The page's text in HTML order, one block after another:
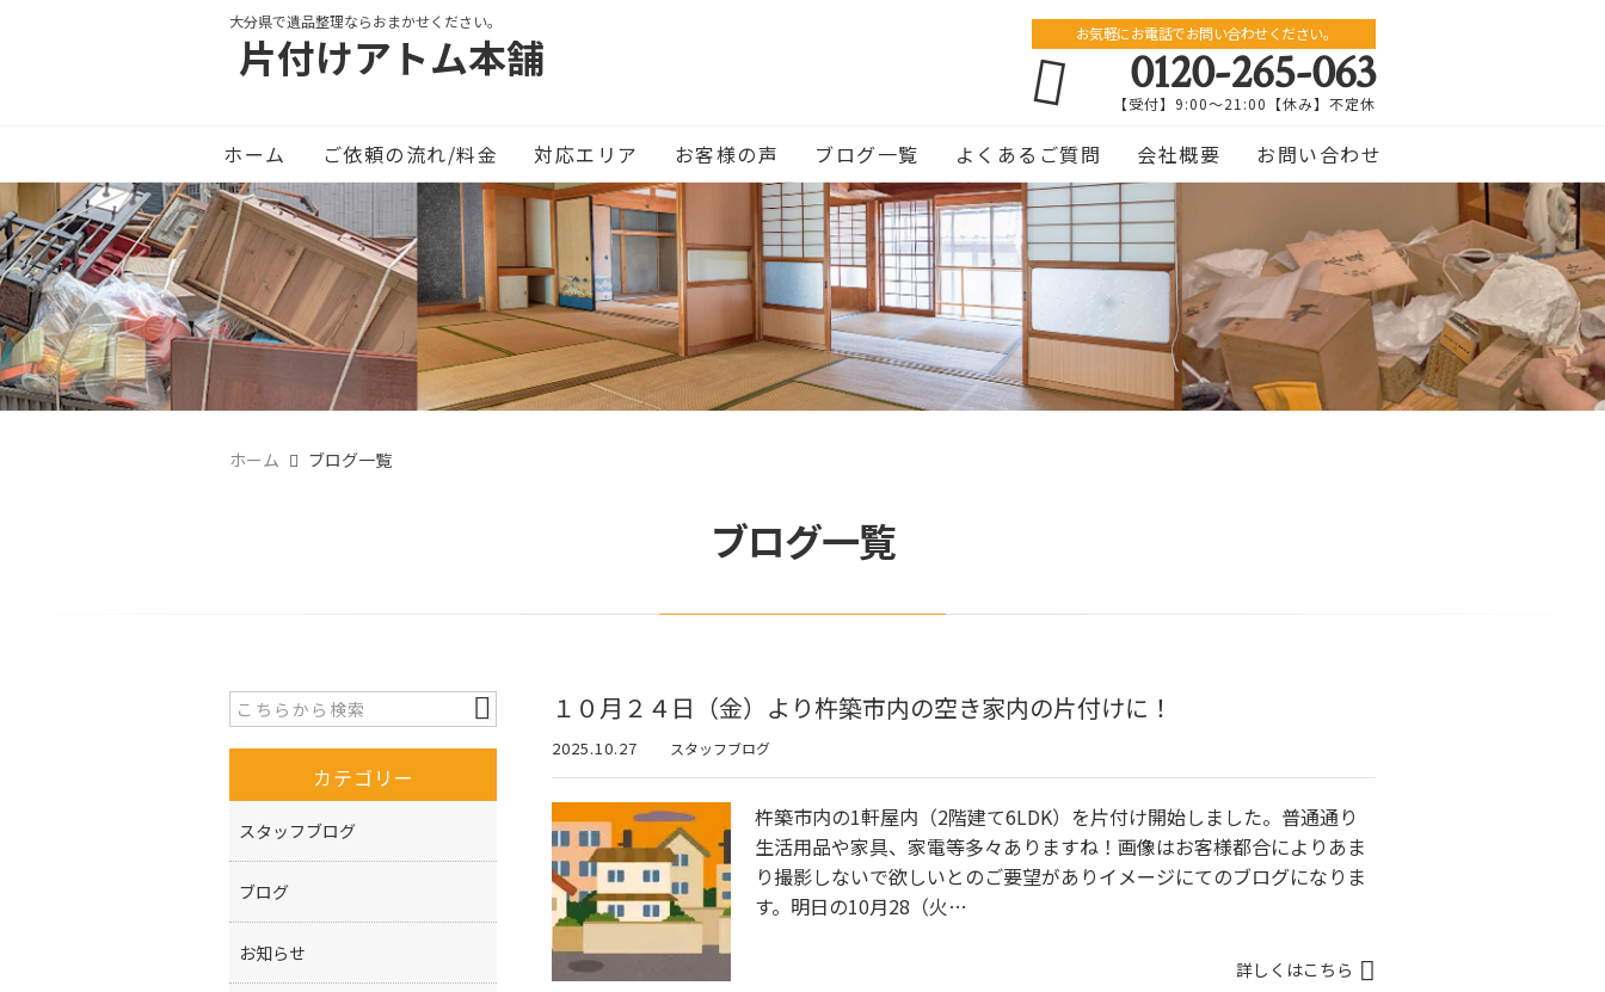
大分県で遺品整理ならおまかせください。
片付けアトム本舗 お気軽にお電話でお問い合わせください。
0120-265-063
【受付】9:00〜21:00【休み】不定休
ホーム ご依頼の流れ/料金 対応エリア お客様の声 ブログ一覧 よくあるご質問 会社概要 お問い合わせ
ホーム ブログ一覧
ブログ一覧
１０月２４日（金）より杵築市内の空き家内の片付けに！
2025.10.27 スタッフブログ
杵築市内の1軒屋内（2階建て6LDK）を片付け開始しました。普通通り
生活用品や家具、家電等多々ありますね！画像はお客様都合によりあま
り撮影しないで欲しいとのご要望がありイメージにてのブログになりま
す。明日の10月28（火…
詳しくはこちら
カテゴリー
スタッフブログ
ブログ
お知らせ